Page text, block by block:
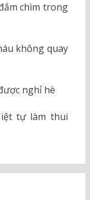
chìm trong
không quay
nghỉ hè
tự làm thui